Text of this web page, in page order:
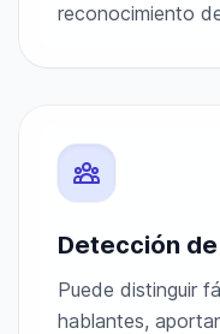
reconocimiento
Detección
Puede distinguir
hablantes,